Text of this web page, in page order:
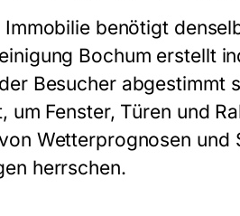
benötigt
Bochum erstellt
Besucher abgestimmt
um Fenster, Türen und
Wetterprognosen
herrschen.